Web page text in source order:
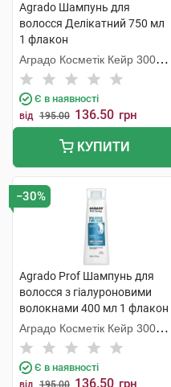
Agrado Шампунь для
волосся Делікатний 750 мл
1 флакон
Аградо Косметік Кейр 3000
С.Л.У.
Є в наявності
від 195.00 136.50 грн
КУПИТИ
−30%
Agrado Prof Шампунь для
волосся з гіалуроновими
волокнами 400 мл 1 флакон
Аградо Косметік Кейр 3000
С.Л.У.
Є в наявності
від 195.00 136.50 грн